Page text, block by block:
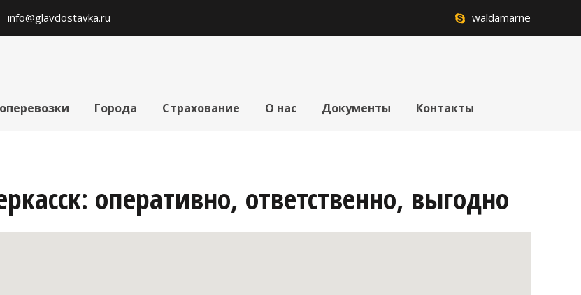
info@glavdostavka.ru waldamarne
Города Страхование О нас Документы Контакты
оперативно, ответственно, выгодно